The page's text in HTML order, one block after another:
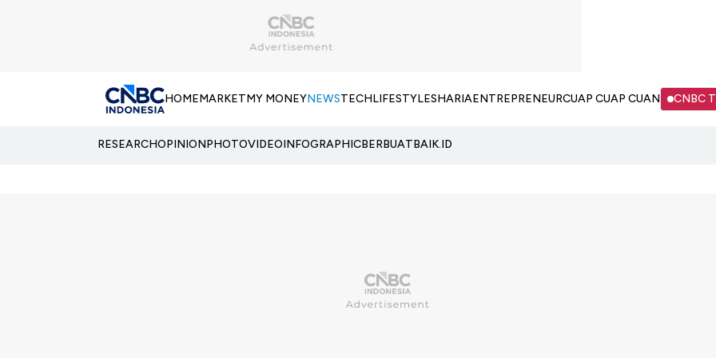
HOMEMARKETMY MONEYNEWSTECHLIFESTYLESHARIAENTREPRENEURCUAP CUAP CUAN CNBC
RESEARCHOPINIONPHOTOVIDEOINFOGRAPHICBERBUATBAIK.ID